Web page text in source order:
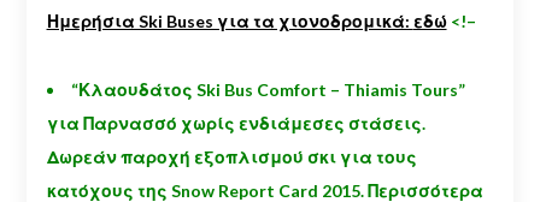
Ημερήσια Ski Buses για τα χιονοδρομικά: εδώ<!–
“Κλαουδάτος Ski Bus Comfort – Thiamis Tours”
για Παρνασσό χωρίς ενδιάμεσες στάσεις.
Δωρεάν παροχή εξοπλισμού σκι για τους
κατόχους της Snow Report Card 2015. Περισσότερα